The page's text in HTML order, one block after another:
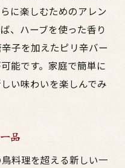
に楽しむためのアレン
、ハーブを使った香り
子を加えたピリ辛バー
能です。家庭で簡単に
い味わいを楽しんでみ
品
料理を超える新しい一